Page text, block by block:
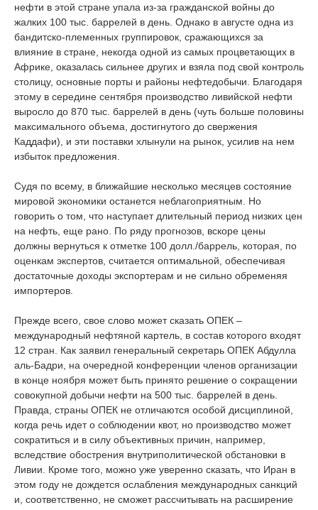
нефти в этой стране упала из-за гражданской войны до
жалких 100 тыс. баррелей в день. Однако в августе одна из
бандитско-племенных группировок, сражающихся за
влияние в стране, некогда одной из самых процветающих в
Африке, оказалась сильнее других и взяла под свой контроль
столицу, основные порты и районы нефтедобычи. Благодаря
этому в середине сентября производство ливийской нефти
выросло до 870 тыс. баррелей в день (чуть больше половины
максимального объема, достигнутого до свержения
Каддафи), и эти поставки хлынули на рынок, усилив на нем
избыток предложения.
Судя по всему, в ближайшие несколько месяцев состояние
мировой экономики останется неблагоприятным. Но
говорить о том, что наступает длительный период низких цен
на нефть, еще рано. По ряду прогнозов, вскоре цены
должны вернуться к отметке 100 долл./баррель, которая, по
оценкам экспертов, считается оптимальной, обеспечивая
достаточные доходы экспортерам и не сильно обременяя
импортеров.
Прежде всего, свое слово может сказать ОПЕК ‒
международный нефтяной картель, в состав которого входят
12 стран. Как заявил генеральный секретарь ОПЕК Абдулла
аль-Бадри, на очередной конференции членов организации
в конце ноября может быть принято решение о сокращении
совокупной добычи нефти на 500 тыс. баррелей в день.
Правда, страны ОПЕК не отличаются особой дисциплиной,
когда речь идет о соблюдении квот, но производство может
сократиться и в силу объективных причин, например,
вследствие обострения внутриполитической обстановки в
Ливии. Кроме того, можно уже уверенно сказать, что Иран в
этом году не дождется ослабления международных санкций
и, соответственно, не сможет рассчитывать на расширение